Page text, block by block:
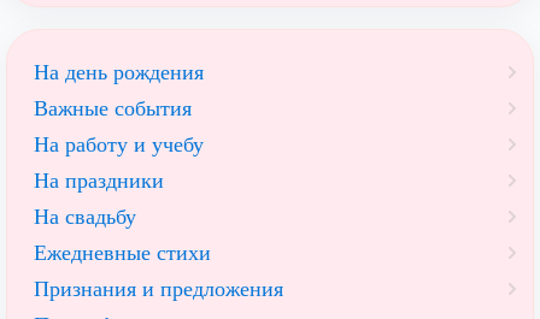
На день рождения
Важные события
На работу и учебу
На праздники
На свадьбу
Ежедневные стихи
Признания и предложения